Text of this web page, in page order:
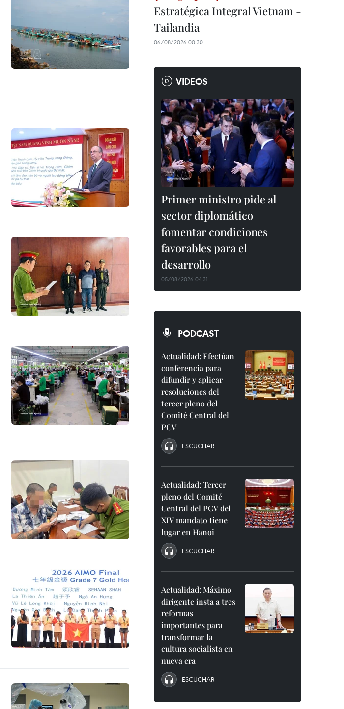
Estratégica Integral Vietnam -
Tailandia
06/08/2026 00:30
VIDEOS
Primer ministro pide al
sector diplomático
fomentar condiciones
favorables para el
desarrollo
05/08/2026 04:31
PODCAST
Actualidad: Efectúan
conferencia para
difundir y aplicar
resoluciones del
tercer pleno del
Comité Central del
PCV
ESCUCHAR
Actualidad: Tercer
pleno del Comité
Central del PCV del
XIV mandato tiene
lugar en Hanoi
ESCUCHAR
Actualidad: Máximo
dirigente insta a tres
reformas
importantes para
transformar la
cultura socialista en
nueva era
ESCUCHAR